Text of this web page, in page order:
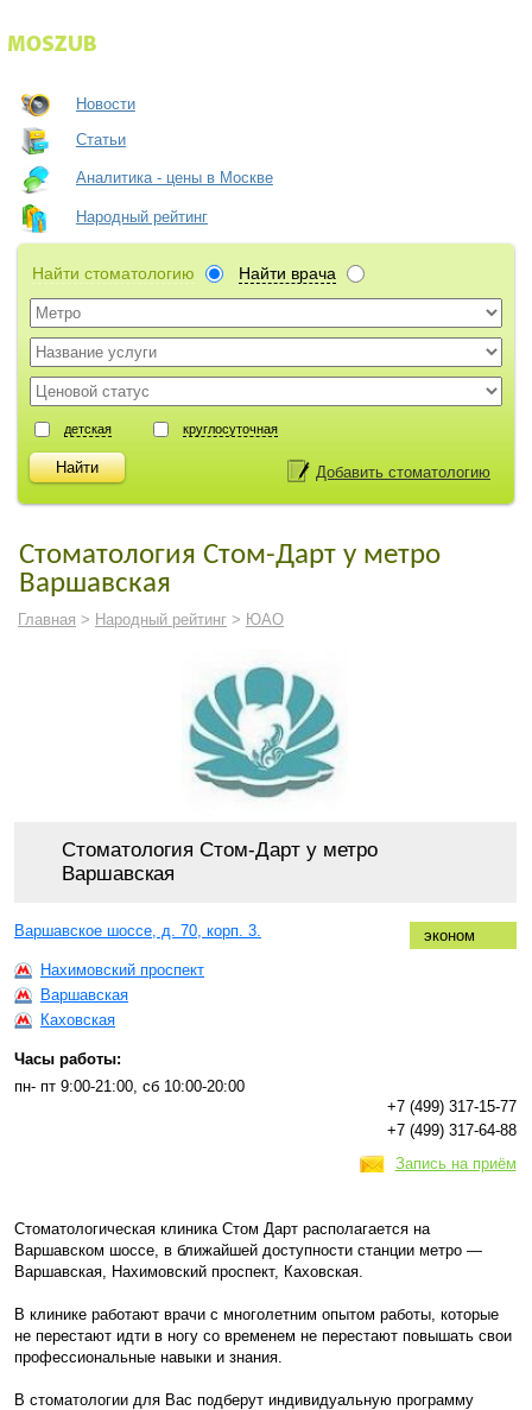
Новости
Статьи
Аналитика - цены в Москве
Народный рейтинг
Найти стоматологию Найти врача
детская круглосуточная
Добавить стоматологию
Стоматология Стом-Дарт у метро
Варшавская
Главная > Народный рейтинг > ЮАО
Стоматология Стом-Дарт у метро
Варшавская
эконом
Варшавское шоссе, д. 70, корп. 3.
Нахимовский проспект
Варшавская
Каховская
Часы работы:
пн- пт 9:00-21:00, сб 10:00-20:00
+7 (499) 317-15-77
+7 (499) 317-64-88
Запись на приём
Стоматологическая клиника Стом Дарт располагается на
Варшавском шоссе, в ближайшей доступности станции метро —
Варшавская, Нахимовский проспект, Каховская.
В клинике работают врачи с многолетним опытом работы, которые
не перестают идти в ногу со временем не перестают повышать свои
профессиональные навыки и знания.
В стоматологии для Вас подберут индивидуальную программу